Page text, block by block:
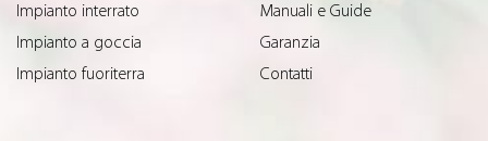
Impianto interrato
Impianto a goccia
Impianto fuoriterra
Manuali e Guide
Garanzia
Contatti